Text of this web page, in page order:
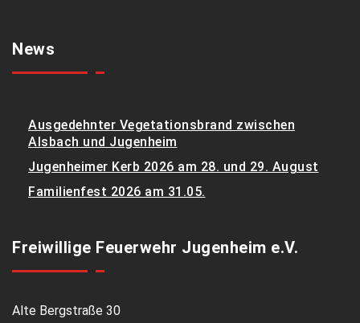
News
Ausgedehnter Vegetationsbrand zwischen
Alsbach und Jugenheim
Jugenheimer Kerb 2026 am 28. und 29. August
Familienfest 2026 am 31.05.
Freiwillige Feuerwehr Jugenheim e.V.
Alte Bergstraße 30